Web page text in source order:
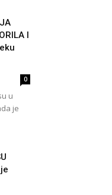
I
0
u
je